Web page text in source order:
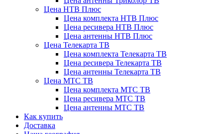
Цена НТВ Плюс
Цена комплекта НТВ Плюс
Цена ресивера НТВ Плюс
Цена антенны НТВ Плюс
Цена Телекарта ТВ
Цена комплекта Телекарта ТВ
Цена ресивера Телекарта ТВ
Цена антенны Телекарта ТВ
Цена МТС ТВ
Цена комплекта МТС ТВ
Цена ресивера МТС ТВ
Цена антенны МТС ТВ
Как купить
Доставка